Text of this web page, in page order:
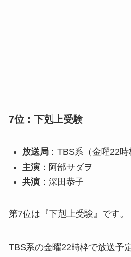
7位：下剋上受験
放送局：TBS系（金曜22時
主演：阿部サダヲ
共演：深田恭子
第7位は『下剋上受験』です。
TBS系の金曜22時枠で放送予